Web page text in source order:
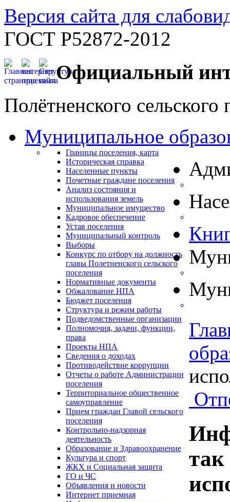
Версия сайта для
ГОСТ Р52872-2012
Официальный
Полётненского сельского
Муниципальное
Границы поселения, карта
Историческая справка
Населенные пункты
Почетные граждане поселения
Анализ состояния и
использования земель
Муниципальное имущество
Кадровое обеспечение
Устав поселения
Муниципальный контроль
Выборы
Конкурс по отбору на должность
главы Полетненского сельского
поселения
Нормативные документы
Обжалование НПА
Бюджет поселения
Структура и режим работы
Подведомственные организации
Полномочия, задачи, функции,
права
Проекты НПА
Сведения о доходах
Противодействие коррупции
Отчеты о работе Администрации
поселения
Территориальное общественное
самоуправление
Прием граждан Главой сельского
поселения
Контрольно-надзорная
деятельность
Образование и Здравоохранение
Культура и спорт
ЖКХ и Социальная защита
ГО и ЧС
Объявления и новости
Интернет приемная
так